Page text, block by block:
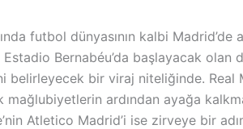
futbol dünyasının kalbi Madrid’de
Bernabéu’da başlayacak olan
belirleyecek bir viraj niteliğinde. Real
mağlubiyetlerin ardından ayağa
Atletico Madrid’i ise zirveye bir